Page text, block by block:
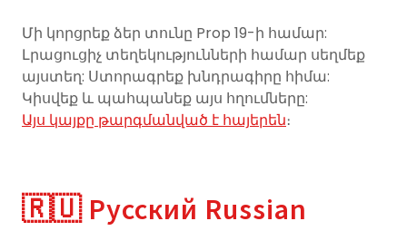
Մի կորցրեք ձեր տունը Prop 19-ի համար:
Լրացուցիչ տեղեկությունների համար սեղմեք
այստեղ: Ստորագրեք խնդրագիրը հիմա:
Կիսվեք և պահպանեք այս հղումները:
Այս կայքը թարգմանված է հայերեն։
🇷🇺 Русский Russian